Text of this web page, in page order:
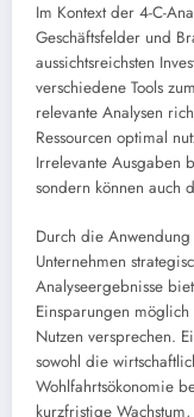
Im Kontext der 4-C-
Geschäftsfelder und
aussichtsreichsten
verschiedene Tools
relevante Analysen
Ressourcen optimal
Irrelevante Ausgaben
sondern können auch
Durch die Anwendung
Unternehmen
Analyseergebnisse
Einsparungen
Nutzen versprechen.
sowohl die
Wohlfahrtsökonomie
kurzfristige